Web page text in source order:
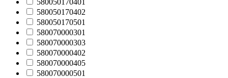
580050170402
580050170501
580070000301
580070000303
580070000402
580070000405
580070000501